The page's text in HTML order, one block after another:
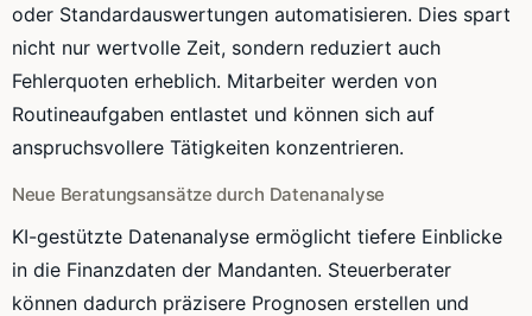
oder Standardauswertungen automatisieren. Dies spart
nicht nur wertvolle Zeit, sondern reduziert auch
Fehlerquoten erheblich. Mitarbeiter werden von
Routineaufgaben entlastet und können sich auf
anspruchsvollere Tätigkeiten konzentrieren.
Neue Beratungsansätze durch Datenanalyse
KI-gestützte Datenanalyse ermöglicht tiefere Einblicke
in die Finanzdaten der Mandanten. Steuerberater
können dadurch präzisere Prognosen erstellen und